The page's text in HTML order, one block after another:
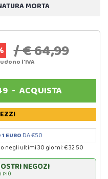
MORTA
/ € 64,99
l'IVA
-ACQUISTA
EURO DA €50
negli ultimi 30 giorni: € 32.50
NEGOZI
PIÙ